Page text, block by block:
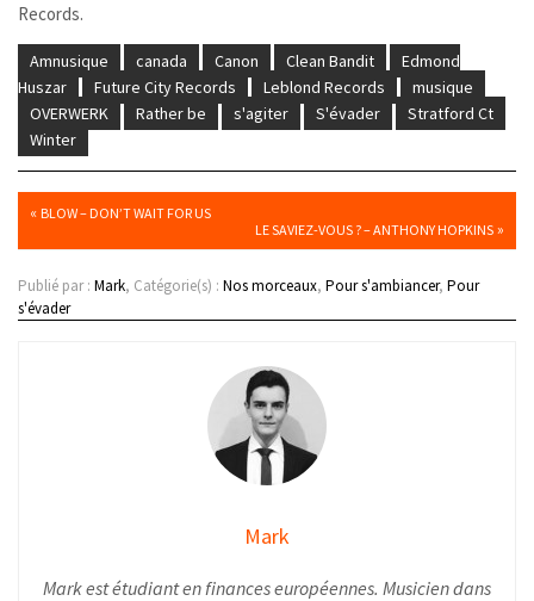
Records.
Amnusique canada Canon Clean Bandit
Edmond
Huszar
Future City Records Leblond Records
musique
OVERWERK
Rather be s'agiter S'évader
Stratford Ct
Winter
« BLOW – DON’T WAIT FOR US
LE SAVIEZ-VOUS ? – ANTHONY HOPKINS »
Publié par : Mark, Catégorie(s) : Nos morceaux, Pour s'ambiancer, Pour
s'évader
Mark
Mark est étudiant en finances européennes. Musicien dans